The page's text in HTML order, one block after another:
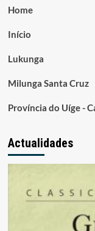
Home
Início
Lukunga
Milunga Santa Cruz
Província do Uíge -
Actualidades